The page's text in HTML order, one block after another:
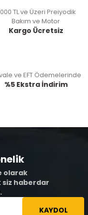
TL ve Üzeri Preiyodik
Bakım ve Motor
Kargo Ücretsiz
ve EFT Ödemelerinde
%5 Ekstra İndirim
olarak
siz haberdar
KAYDOL